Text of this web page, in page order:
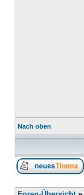
Nach oben